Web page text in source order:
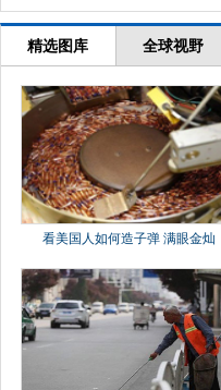
精选图库 全球视野
看美国人如何造子弹 满眼金灿